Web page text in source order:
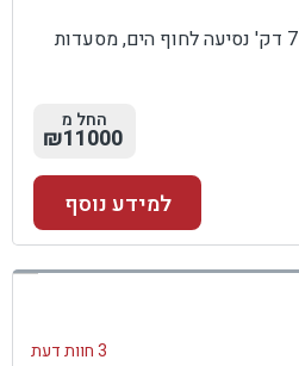
מתחם פרטי במרחק של 7 דק' נסיעה לחוף הים, מסעדות
החל מ
₪11000
למידע נוסף
3 חוות דעת